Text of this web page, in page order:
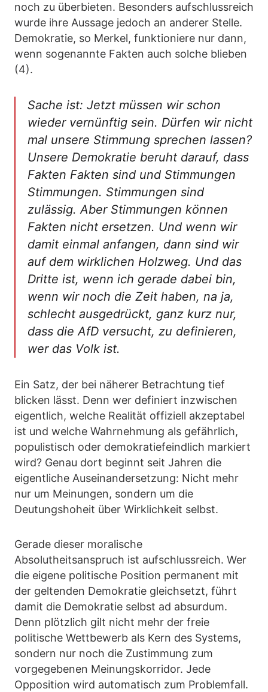
noch zu überbieten. Besonders aufschlussreich
wurde ihre Aussage jedoch an anderer Stelle.
Demokratie, so Merkel, funktioniere nur dann,
wenn sogenannte Fakten auch solche blieben
(4).
Sache ist: Jetzt müssen wir schon
wieder vernünftig sein. Dürfen wir nicht
mal unsere Stimmung sprechen lassen?
Unsere Demokratie beruht darauf, dass
Fakten Fakten sind und Stimmungen
Stimmungen. Stimmungen sind
zulässig. Aber Stimmungen können
Fakten nicht ersetzen. Und wenn wir
damit einmal anfangen, dann sind wir
auf dem wirklichen Holzweg. Und das
Dritte ist, wenn ich gerade dabei bin,
wenn wir noch die Zeit haben, na ja,
schlecht ausgedrückt, ganz kurz nur,
dass die AfD versucht, zu definieren,
wer das Volk ist.
Ein Satz, der bei näherer Betrachtung tief
blicken lässt. Denn wer definiert inzwischen
eigentlich, welche Realität offiziell akzeptabel
ist und welche Wahrnehmung als gefährlich,
populistisch oder demokratiefeindlich markiert
wird? Genau dort beginnt seit Jahren die
eigentliche Auseinandersetzung: Nicht mehr
nur um Meinungen, sondern um die
Deutungshoheit über Wirklichkeit selbst.
Gerade dieser moralische
Absolutheitsanspruch ist aufschlussreich. Wer
die eigene politische Position permanent mit
der geltenden Demokratie gleichsetzt, führt
damit die Demokratie selbst ad absurdum.
Denn plötzlich gilt nicht mehr der freie
politische Wettbewerb als Kern des Systems,
sondern nur noch die Zustimmung zum
vorgegebenen Meinungskorridor. Jede
Opposition wird automatisch zum Problemfall.